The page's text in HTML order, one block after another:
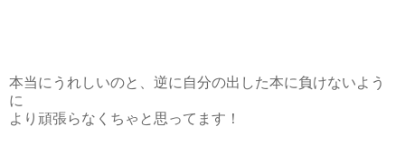
本当にうれしいのと、逆に自分の出した本に負けないよう
に
より頑張らなくちゃと思ってます！